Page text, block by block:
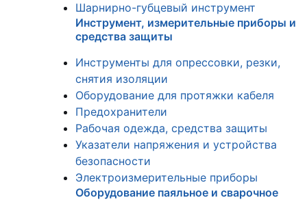
Шарнирно-губцевый инструмент
Инструмент, измерительные приборы и
средства защиты
Инструменты для опрессовки, резки,
снятия изоляции
Оборудование для протяжки кабеля
Предохранители
Рабочая одежда, средства защиты
Указатели напряжения и устройства
безопасности
Электроизмерительные приборы
Оборудование паяльное и сварочное